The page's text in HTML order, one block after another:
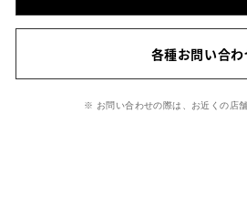
各種お問い合わ
※ お問い合わせの際は、お近くの店